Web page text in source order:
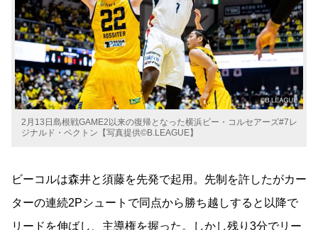
2月13日島根戦GAME2以来の復帰となった横浜ビー・コルセアーズ#7レ
ジナルド・ベクトン【写真提供©B.LEAGUE】
ビーコルは森井と須藤を先発で起用。先制を許したがカー
ターの連続2Pシュートで同点から勝ち越しすると以降で
リードを伸ばし、主導権を握った。しかし残り3分でリー